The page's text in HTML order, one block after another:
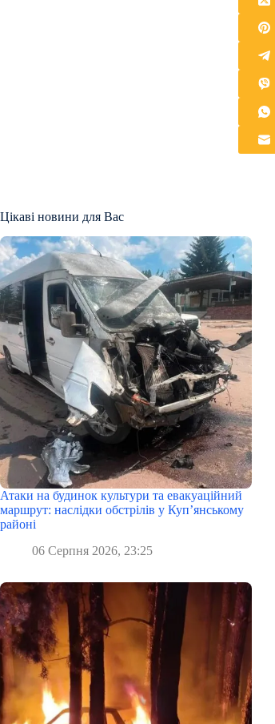
Цікаві новини для Вас
Атаки на будинок культури та евакуаційний
маршрут: наслідки обстрілів у Куп’янському
районі
06 Серпня 2026, 23:25